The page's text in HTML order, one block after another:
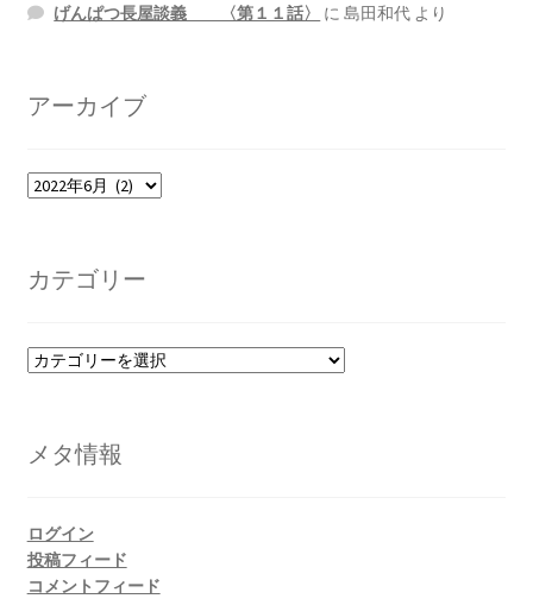
げんぱつ長屋談義 〈第１１話〉
に島田和代 より
アーカイブ
ア
ブ
カテゴリー
カ
ー
メタ情報
ログイン
投稿フィード
コメントフィード